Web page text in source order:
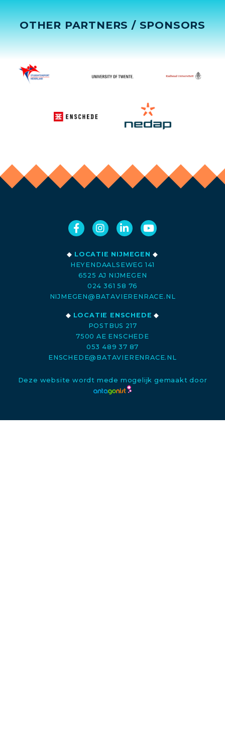
OTHER PARTNERS / SPONSORS
◆ LOCATIE NIJMEGEN ◆
HEYENDAALSEWEG 141
6525 AJ NIJMEGEN
024 361 58 76
NIJMEGEN@BATAVIERENRACE.NL
◆ LOCATIE ENSCHEDE ◆
POSTBUS 217
7500 AE ENSCHEDE
053 489 37 87
ENSCHEDE@BATAVIERENRACE.NL
Deze website wordt mede mogelijk gemaakt door